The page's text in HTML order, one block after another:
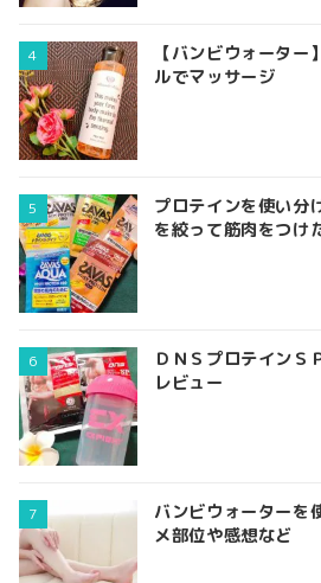
【バンビウォータ
ルでマッサージ
プロテインを使い分
を絞って筋肉をつけ
ＤＮＳプロテインＳ
レビュー
バンビウォーターを
メ部位や感想など